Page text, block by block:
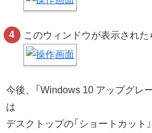
このウィンドウが表示された
今後、「Windows 10 アップグレ
は
デスクトップの「ショートカット